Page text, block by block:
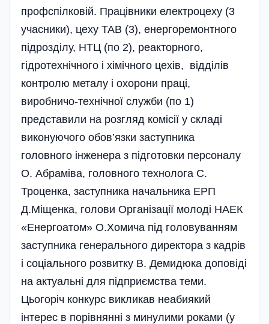
профспілковій. Працівники електроцеху (3
учасники), цеху ТАВ (3), енергоремонтного
підрозділу, НТЦ (по 2), реакторного,
гідротехнічного і хімічного цехів, відділів
контролю металу і охорони праці,
виробничо-технічної служби (по 1)
представили на розгляд комісії у складі
виконуючого обов’язки заступника
головного інженера з підготовки персоналу
О. Абраміва, головного технолога С.
Троценка, заступника начальника ЕРП
Д.Міщенка, голови Органі­зації молоді НАЕК
«Енергоатом» О.Хомича під головуванням
заступника генерального директора з кад­рів
і соціального розвитку В. Демидюка доповіді
на актуальні для під­приємства теми.
Цьогоріч конкурс викликав неабиякий
інтерес в порівнянні з минулими роками (у